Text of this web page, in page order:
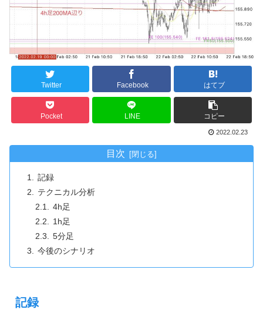
Twitter Facebook はてブ
Pocket LINE コピー
2022.02.23
目次
記録
テクニカル分析
4h足
1h足
5分足
今後のシナリオ
記録